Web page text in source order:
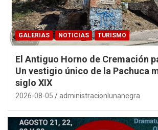
GALERIAS NOTICIAS TURISMO
El Antiguo Horno de Cremación
Un vestigio único de la Pachuca
siglo XIX
2026-08-05 administracionlunanegra